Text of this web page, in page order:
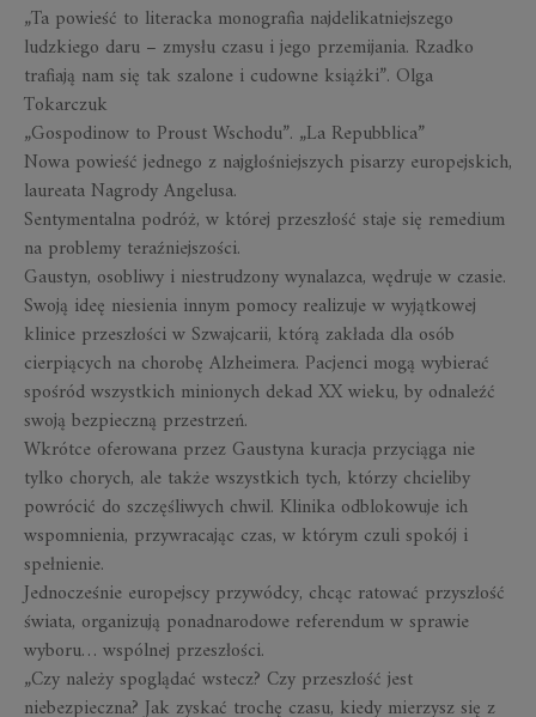
„Ta powieść to literacka monografia najdelikatniejszego
ludzkiego daru – zmysłu czasu i jego przemijania. Rzadko
trafiają nam się tak szalone i cudowne książki”. Olga
Tokarczuk
„Gospodinow to Proust Wschodu”. „La Repubblica”
Nowa powieść jednego z najgłośniejszych pisarzy europejskich,
laureata Nagrody Angelusa.
Sentymentalna podróż, w której przeszłość staje się remedium
na problemy teraźniejszości.
Gaustyn, osobliwy i niestrudzony wynalazca, wędruje w czasie.
Swoją ideę niesienia innym pomocy realizuje w wyjątkowej
klinice przeszłości w Szwajcarii, którą zakłada dla osób
cierpiących na chorobę Alzheimera. Pacjenci mogą wybierać
spośród wszystkich minionych dekad XX wieku, by odnaleźć
swoją bezpieczną przestrzeń.
Wkrótce oferowana przez Gaustyna kuracja przyciąga nie
tylko chorych, ale także wszystkich tych, którzy chcieliby
powrócić do szczęśliwych chwil. Klinika odblokowuje ich
wspomnienia, przywracając czas, w którym czuli spokój i
spełnienie.
Jednocześnie europejscy przywódcy, chcąc ratować przyszłość
świata, organizują ponadnarodowe referendum w sprawie
wyboru… wspólnej przeszłości.
„Czy należy spoglądać wstecz? Czy przeszłość jest
niebezpieczna? Jak zyskać trochę czasu, kiedy mierzysz się z